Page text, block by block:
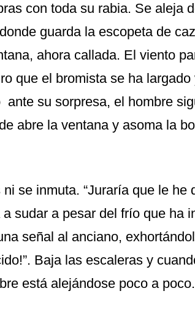
con toda su rabia. Se aleja
guarda la escopeta de
ahora callada. El viento
que el bromista se ha largado
su sorpresa, el hombre
abre la ventana y asoma la
se inmuta. “Juraría que le he
sudar a pesar del frío que ha
señal al anciano,
Baja las escaleras y
está alejándose poco a